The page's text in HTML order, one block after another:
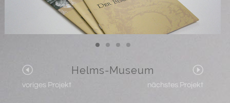
Helms-Museum
voriges Projekt nächstes Projekt